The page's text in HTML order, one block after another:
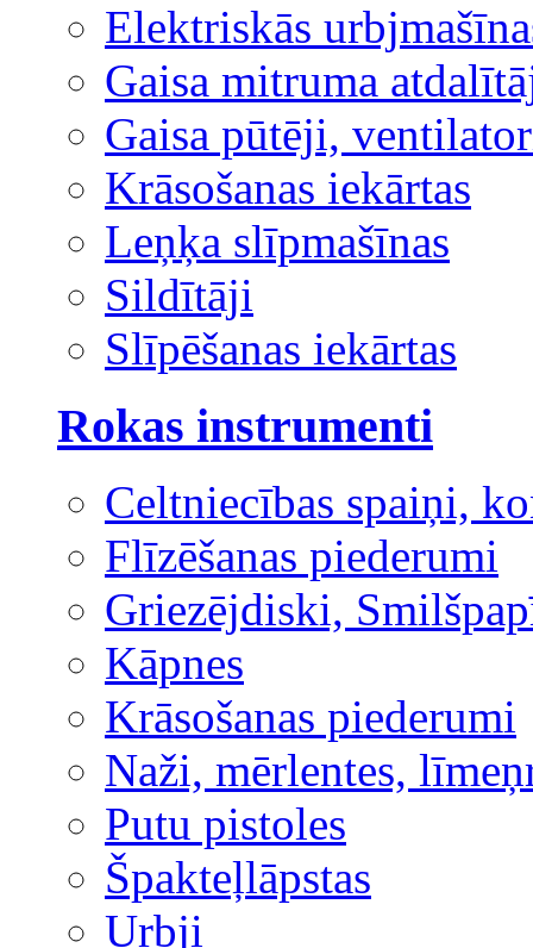
Elektriskās
Gaisa mitruma
Gaisa pūtēji,
Krāsošanas iekārtas
Leņķa slīpmašīnas
Sildītāji
Slīpēšanas iekārtas
Rokas instrumenti
Celtniecības spaiņi,
Flīzēšanas piederumi
Griezējdiski,
Kāpnes
Krāsošanas piederumi
Naži, mērlentes,
Putu pistoles
Špakteļlāpstas
Urbji